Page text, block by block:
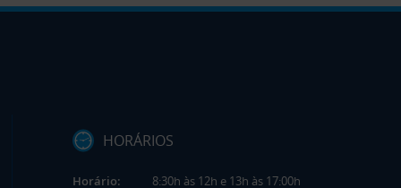
HORÁRIOS
Horário:
8:30h às 12h e 13h às 17:00h